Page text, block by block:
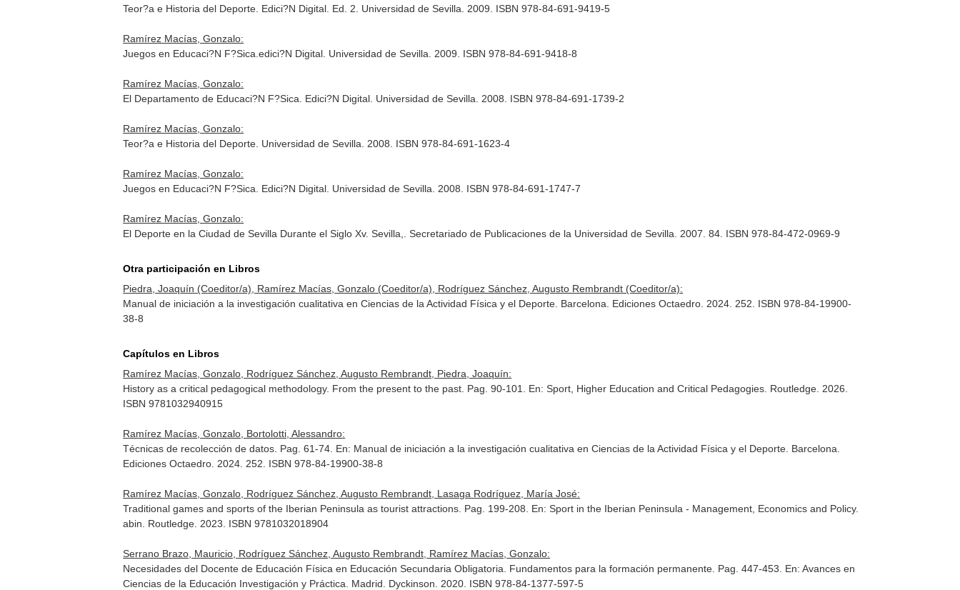
Teor?a e Historia del Deporte. Edici?N Digital. Ed. 2. Universidad de Sevilla. 2009. ISBN 978-84-691-9419-5
Ramírez Macías, Gonzalo:
Juegos en Educaci?N F?Sica.edici?N Digital. Universidad de Sevilla. 2009. ISBN 978-84-691-9418-8
Ramírez Macías, Gonzalo:
El Departamento de Educaci?N F?Sica. Edici?N Digital. Universidad de Sevilla. 2008. ISBN 978-84-691-1739-2
Ramírez Macías, Gonzalo:
Teor?a e Historia del Deporte. Universidad de Sevilla. 2008. ISBN 978-84-691-1623-4
Ramírez Macías, Gonzalo:
Juegos en Educaci?N F?Sica. Edici?N Digital. Universidad de Sevilla. 2008. ISBN 978-84-691-1747-7
Ramírez Macías, Gonzalo:
El Deporte en la Ciudad de Sevilla Durante el Siglo Xv. Sevilla,. Secretariado de Publicaciones de la Universidad de Sevilla. 2007. 84. ISBN 978-84-472-0969-9
Otra participación en Libros
Piedra, Joaquín (Coeditor/a), Ramírez Macías, Gonzalo (Coeditor/a), Rodríguez Sánchez, Augusto Rembrandt (Coeditor/a):
Manual de iniciación a la investigación cualitativa en Ciencias de la Actividad Física y el Deporte. Barcelona. Ediciones Octaedro. 2024. 252. ISBN 978-84-19900-
38-8
Capítulos en Libros
Ramírez Macías, Gonzalo, Rodríguez Sánchez, Augusto Rembrandt, Piedra, Joaquín:
History as a critical pedagogical methodology. From the present to the past. Pag. 90-101. En: Sport, Higher Education and Critical Pedagogies . Routledge. 2026.
ISBN 9781032940915
Ramírez Macías, Gonzalo, Bortolotti, Alessandro:
Técnicas de recolección de datos. Pag. 61-74. En: Manual de iniciación a la investigación cualitativa en Ciencias de la Actividad Física y el Deporte . Barcelona.
Ediciones Octaedro. 2024. 252. ISBN 978-84-19900-38-8
Ramírez Macías, Gonzalo, Rodríguez Sánchez, Augusto Rembrandt, Lasaga Rodríguez, María José:
Traditional games and sports of the Iberian Peninsula as tourist attractions. Pag. 199-208. En: Sport in the Iberian Peninsula - Management, Economics and Policy.
abin. Routledge. 2023. ISBN 9781032018904
Serrano Brazo, Mauricio, Rodríguez Sánchez, Augusto Rembrandt, Ramírez Macías, Gonzalo:
Necesidades del Docente de Educación Física en Educación Secundaria Obligatoria. Fundamentos para la formación permanente. Pag. 447-453. En: Avances en
Ciencias de la Educación Investigación y Práctica . Madrid. Dyckinson. 2020. ISBN 978-84-1377-597-5